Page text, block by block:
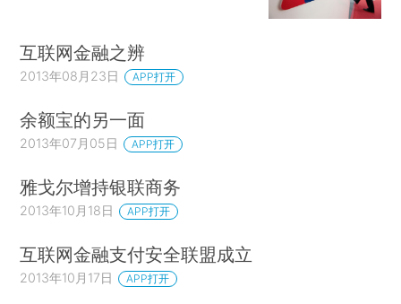
互联网金融之辨
2013年08月23日 APP打开
余额宝的另一面
2013年07月05日 APP打开
雅戈尔增持银联商务
2013年10月18日 APP打开
互联网金融支付安全联盟成立
2013年10月17日 APP打开